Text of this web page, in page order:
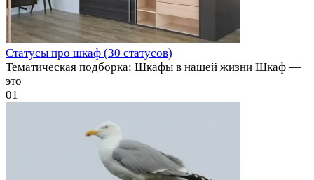
Статусы про шкаф (30 статусов)
Тематическая подборка: Шкафы в нашей жизни Шкаф —
это
01